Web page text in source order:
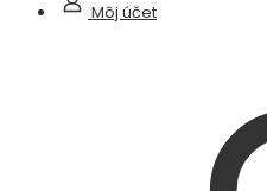
Môj účet